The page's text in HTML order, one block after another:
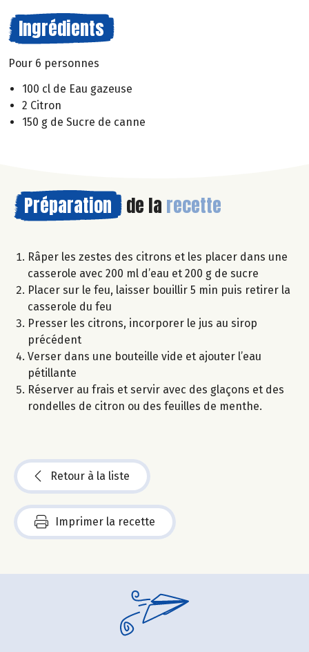
Ingrédients
Pour 6 personnes
100 cl de Eau gazeuse
2 Citron
150 g de Sucre de canne
Préparation de la recette
Râper les zestes des citrons et les placer dans une
casserole avec 200 ml d’eau et 200 g de sucre
Placer sur le feu, laisser bouillir 5 min puis retirer la
casserole du feu
Presser les citrons, incorporer le jus au sirop
précédent
Verser dans une bouteille vide et ajouter l’eau
pétillante
Réserver au frais et servir avec des glaçons et des
rondelles de citron ou des feuilles de menthe.
Retour à la liste
Imprimer la recette